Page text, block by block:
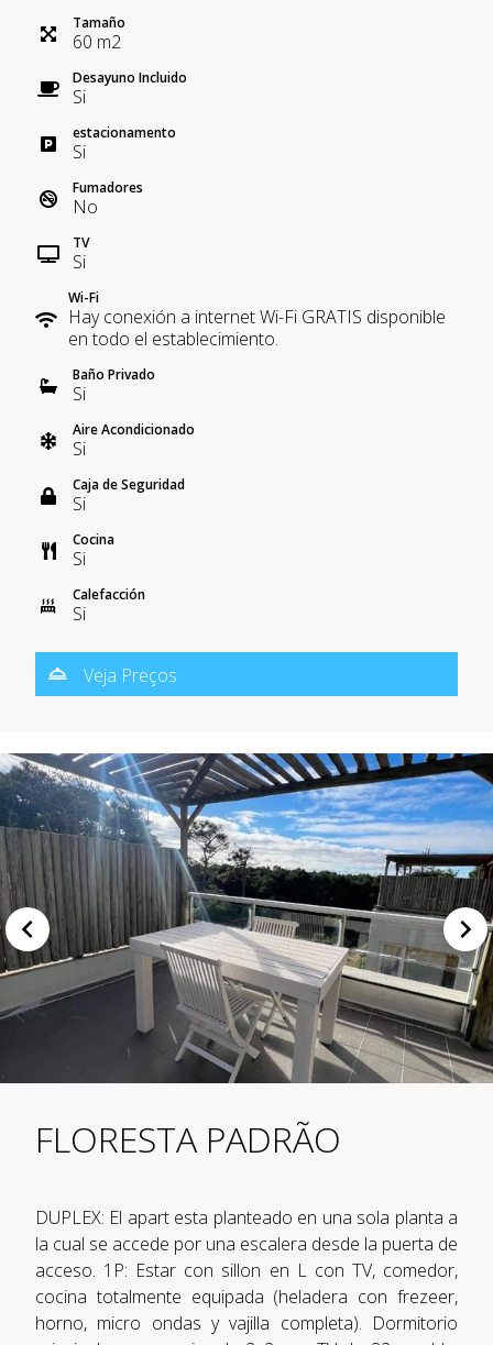
Tamaño
60 m2
Desayuno Incluido
Si
estacionamento
Si
Fumadores
No
TV
Si
Wi-Fi
Hay conexión a internet Wi-Fi GRATIS disponible
en todo el establecimiento.
Baño Privado
Si
Aire Acondicionado
Si
Caja de Seguridad
Si
Cocina
Si
Calefacción
Si
Veja Preços
FLORESTA PADRÃO
DUPLEX: El apart esta planteado en una sola planta a
la cual se accede por una escalera desde la puerta de
acceso. 1P: Estar con sillon en L con TV, comedor,
cocina totalmente equipada (heladera con frezeer,
horno, micro ondas y vajilla completa). Dormitorio